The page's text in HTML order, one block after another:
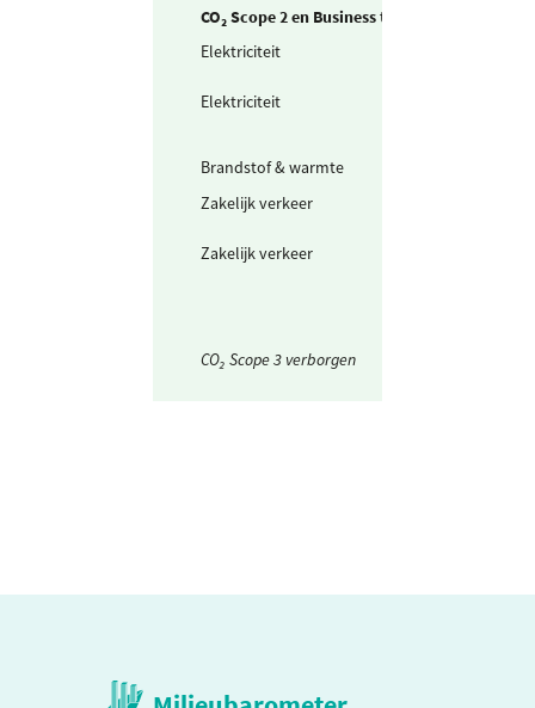
CO₂ Scope 2 en Business travel
Elektriciteit
Elektriciteit
Brandstof & warmte
Zakelijk verkeer
Zakelijk verkeer
CO₂ Scope 3 verborgen